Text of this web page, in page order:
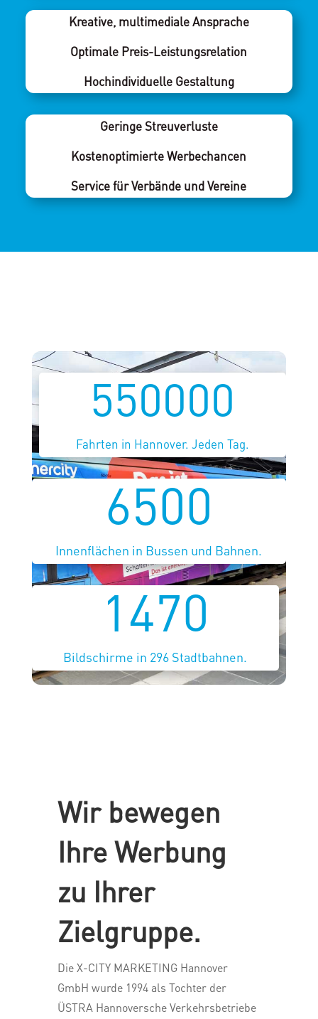
Kreative, multimediale Ansprache
Optimale Preis-Leistungsrelation
Hochindividuelle Gestaltung
Geringe Streuverluste
Kostenoptimierte Werbechancen
Service für Verbände und Vereine
550000
Fahrten in Hannover. Jeden Tag.
6500
Innenflächen in Bussen und Bahnen.
1470
Bildschirme in 296 Stadtbahnen.
Wir bewegen
Ihre Werbung
zu Ihrer
Zielgruppe.
Die X-CITY MARKETING Hannover
GmbH wurde 1994 als Tochter der
ÜSTRA Hannoversche Verkehrsbetriebe